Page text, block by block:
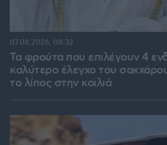
Τα φρούτα που επιλέγουν 4
καλύτερο έλεγχο του
το λίπος στην κοιλιά
07.08.2026, 08:32